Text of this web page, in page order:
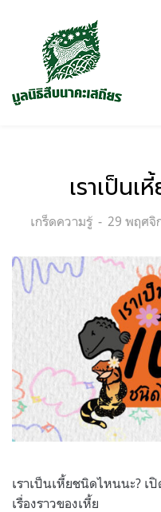
เราเป็นเ
Categories:
เกร็ดความรู้
Posted
29 พฤศจิ
เราเป็นเหี้ยชนิดไหนนะ? เ
เรื่องราวของเหี้ย